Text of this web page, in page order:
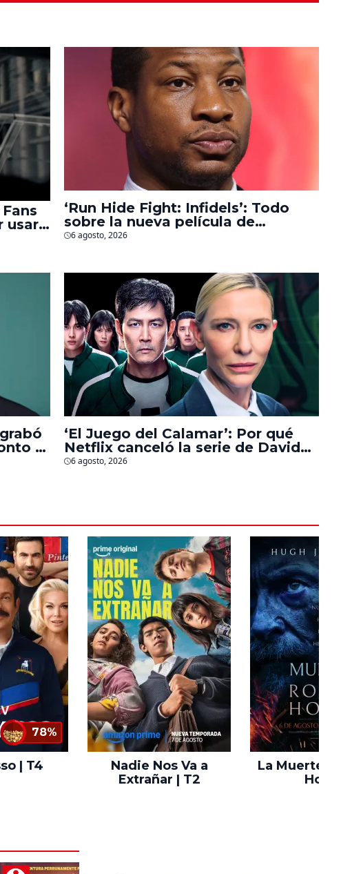
usar
‘Run Hide Fight: Infidels’: Todo
sobre la nueva película de
Jonathan Majors en la que lucha
6 agosto, 2026
a
‘El Juego del Calamar’: Por qué
Netflix canceló la serie de David
Fincher que iba a ubicarse en
6 agosto, 2026
78%
| T4
Nadie Nos Va a
Extrañar | T2
La Muerte
Hood